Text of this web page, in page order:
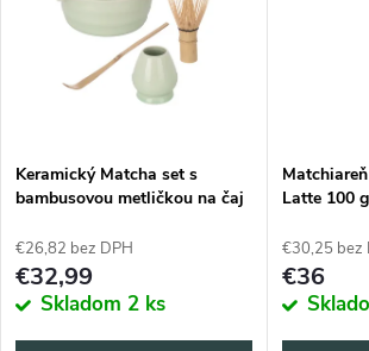
Keramický Matcha set s
bambusovou metličkou na čaj
€26,82 bez DPH
€32,99
Skladom 2 ks
Latte 100 g
€30,25 bez
€36